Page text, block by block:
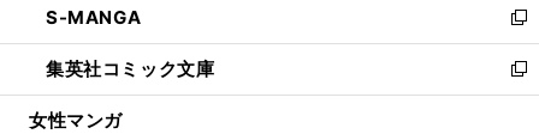
く
で
開
く
ド
ウ
で
開
ィ
ン
ド
ウ
い
ウ
ィ
ン
S-MANGA
新
し
い
ウ
集英社コミック文庫
新
し
女性マンガ